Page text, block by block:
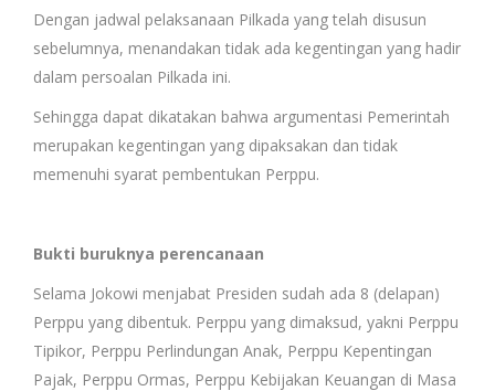
Dengan jadwal pelaksanaan Pilkada yang telah disusun
sebelumnya, menandakan tidak ada kegentingan yang hadir
dalam persoalan Pilkada ini.
Sehingga dapat dikatakan bahwa argumentasi Pemerintah
merupakan kegentingan yang dipaksakan dan tidak
memenuhi syarat pembentukan Perppu.
Bukti buruknya perencanaan
Selama Jokowi menjabat Presiden sudah ada 8 (delapan)
Perppu yang dibentuk. Perppu yang dimaksud, yakni Perppu
Tipikor, Perppu Perlindungan Anak, Perppu Kepentingan
Pajak, Perppu Ormas, Perppu Kebijakan Keuangan di Masa